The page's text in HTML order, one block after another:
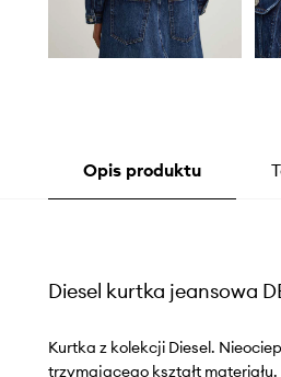
Opis produktu
Diesel kurtka jeansowa
Kurtka z kolekcji Diesel.
trzymającego kształt materiału.